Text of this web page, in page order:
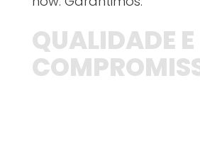
QUALIDADE E